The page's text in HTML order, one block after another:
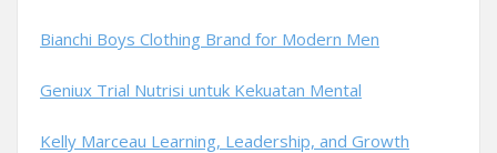
Bianchi Boys Clothing Brand for Modern Men
Geniux Trial Nutrisi untuk Kekuatan Mental
Kelly Marceau Learning, Leadership, and Growth